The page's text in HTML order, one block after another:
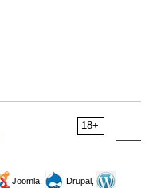
18+
Joomla,
Drupal,